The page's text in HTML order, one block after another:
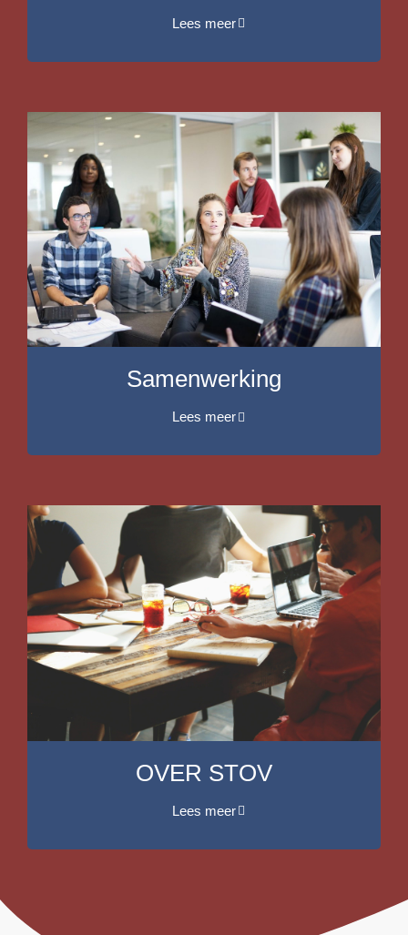
Lees meer
Samenwerking
Lees meer
OVER STOV
Lees meer